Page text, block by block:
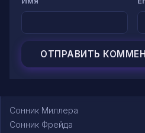
Сонник Миллера
Сонник Фрейда